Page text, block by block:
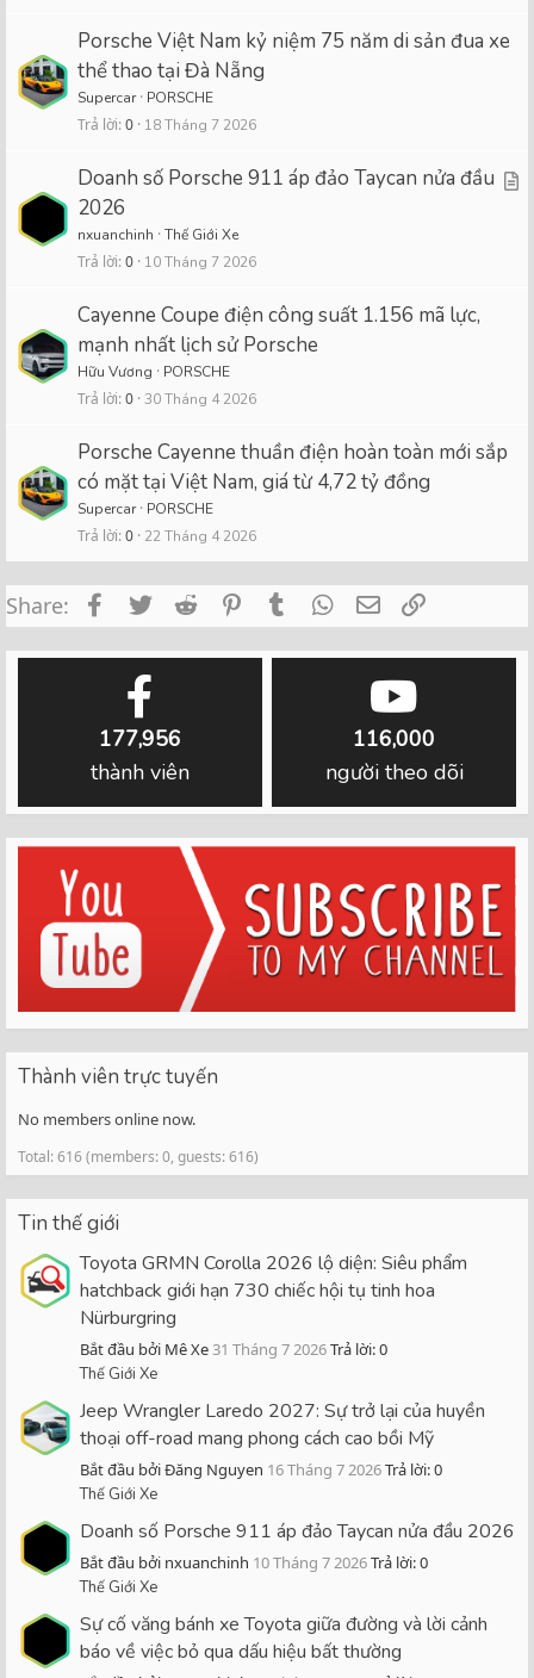
Porsche Việt Nam kỷ niệm 75 năm di sản đua xe
thể thao tại Đà Nẵng
Supercar PORSCHE
Trả lời 0 18 Tháng 7 2026
A
Doanh số Porsche 911 áp đảo Taycan nửa đầu
2026
nxuanchinh Thế Giới Xe
Trả lời 0 10 Tháng 7 2026
Cayenne Coupe điện công suất 1.156 mã lực,
mạnh nhất lịch sử Porsche
Hữu Vương PORSCHE
Trả lời 0 30 Tháng 4 2026
Porsche Cayenne thuần điện hoàn toàn mới sắp
có mặt tại Việt Nam, giá từ 4,72 tỷ đồng
Supercar PORSCHE
Trả lời 0 22 Tháng 4 2026
Share: FacebookTwitterReddit PinterestTumblrWhatsApp
Email
177,956
thành viên
116,000
người theo dõi
Thành viên trực tuyến
No members online now.
Total: 616 (members: 0, guests: 616)
Tin thế giới
Toyota GRMN Corolla 2026 lộ diện: Siêu phẩm
hatchback giới hạn 730 chiếc hội tụ tinh hoa
Nürburgring
Bắt đầu bởi Mê Xe31 Tháng 7 2026Trả lời: 0
Thế Giới Xe
Jeep Wrangler Laredo 2027: Sự trở lại của huyền
thoại off-road mang phong cách cao bồi Mỹ
Bắt đầu bởi Đăng Nguyen 16 Tháng 7 2026Trả lời: 0
Thế Giới Xe
Doanh số Porsche 911 áp đảo Taycan nửa đầu 2026
Bắt đầu bởi nxuanchinh 10 Tháng 7 2026Trả lời: 0
Thế Giới Xe
Sự cố văng bánh xe Toyota giữa đường và lời cảnh
báo về việc bỏ qua dấu hiệu bất thường